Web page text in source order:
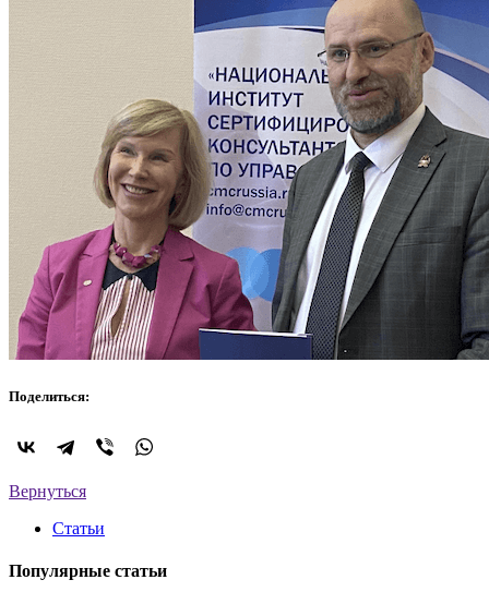
Поделиться:
Вернуться
Статьи
Популярные статьи